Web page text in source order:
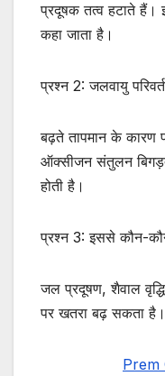
प्रदूषक तत्व हटाते हैं।
कहा जाता है।
प्रश्न 2: जलवायु
बढ़ते तापमान के कारण
ऑक्सीजन संतुलन
होती है।
प्रश्न 3: इससे कौन-
जल प्रदूषण, शैवाल
पर खतरा बढ़ सकता है।
Prem